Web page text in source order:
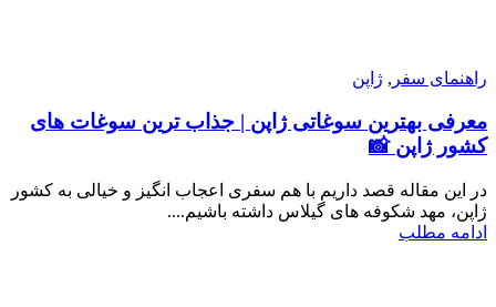
راهنمای سفر , ژاپن
معرفی بهترین سوغاتی ژاپن | جذاب ترین سوغات های
کشور ژاپن 📸
در این مقاله قصد داریم با هم سفری اعجاب انگیز و خیالی به کشور
ژاپن، مهد شکوفه های گیلاس داشته باشیم....
ادامه مطلب